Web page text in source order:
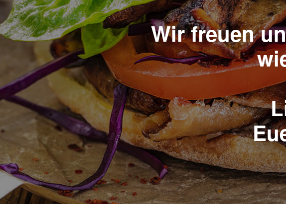
Wir freuen